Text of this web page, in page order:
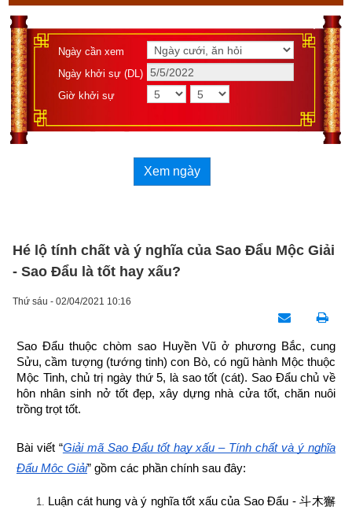
Ngày cần xem
Ngày khởi sự (DL)
Giờ khởi sự
Xem ngày
Hé lộ tính chất và ý nghĩa của Sao Đẩu Mộc Giải
- Sao Đẩu là tốt hay xấu?
Thứ sáu - 02/04/2021 10:16
Sao Đẩu thuộc chòm sao Huyền Vũ ở phương Bắc, cung
Sửu, cầm tượng (tướng tinh) con Bò, có ngũ hành Mộc thuộc
Mộc Tinh, chủ trị ngày thứ 5, là sao tốt (cát). Sao Đẩu chủ về
hôn nhân sinh nở tốt đẹp, xây dựng nhà cửa tốt, chăn nuôi
trồng trọt tốt.
Bài viết “Giải mã Sao Đẩu tốt hay xấu – Tính chất và ý nghĩa
Đẩu Mộc Giải” gồm các phần chính sau đây:
Luận cát hung và ý nghĩa tốt xấu của Sao Đẩu - 斗木獬